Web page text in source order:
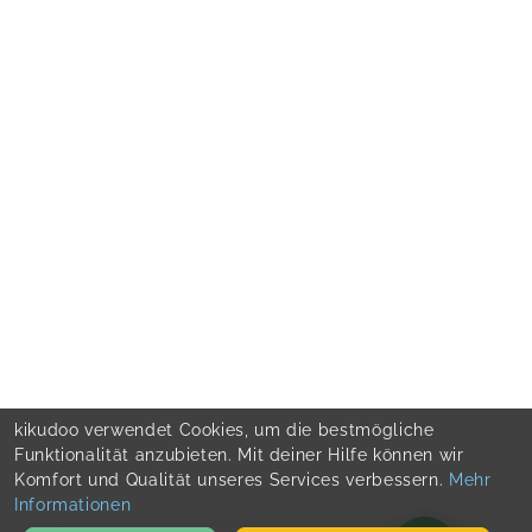
kikudoo verwendet Cookies, um die bestmögliche
Funktionalität anzubieten. Mit deiner Hilfe können wir
Komfort und Qualität unseres Services verbessern. Mehr
Informationen